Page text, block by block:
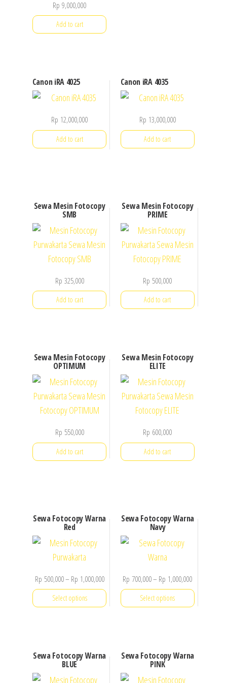
Rp 9,000,000
Add to cart
Canon iRA 4025
Rp 12,000,000
Add to cart
Canon iRA 4035
Rp 13,000,000
Add to cart
Sewa Mesin Fotocopy
SMB
Rp 325,000
Add to cart
Sewa Mesin Fotocopy
PRIME
Rp 500,000
Add to cart
Sewa Mesin Fotocopy
OPTIMUM
Rp 550,000
Add to cart
Sewa Mesin Fotocopy
ELITE
Rp 600,000
Add to cart
Sewa Fotocopy Warna
Red
Rp 500,000– Rp 1,000,000Price
range:
Rp 500,000
Select options
multiple
variants.
Sewa Fotocopy Warna
Navy
Rp 700,000– Rp 1,000,000Price
range:
Rp 700,000
Select options
multiple
variants.
Sewa Fotocopy Warna
BLUE
Sewa Fotocopy Warna
PINK